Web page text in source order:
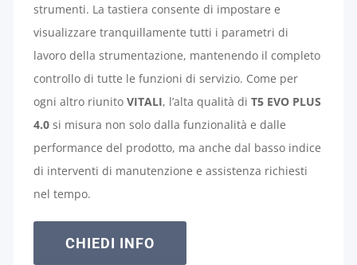
strumenti. La tastiera consente di impostare e
visualizzare tranquillamente tutti i parametri di
lavoro della strumentazione, mantenendo il completo
controllo di tutte le funzioni di servizio. Come per
ogni altro riunito VITALI, l’alta qualità di T5 EVO PLUS
4.0si misura non solo dalla funzionalità e dalle
performance del prodotto, ma anche dal basso indice
di interventi di manutenzione e assistenza richiesti
nel tempo.
CHIEDI INFO